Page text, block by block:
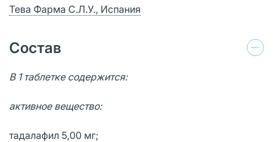
Тева Фарма С.Л.У., Испания
Состав
В 1 таблетке содержится:
активное вещество:
тадалафил 5,00 мг;